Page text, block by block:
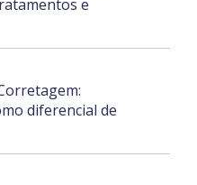
e
diferencial de